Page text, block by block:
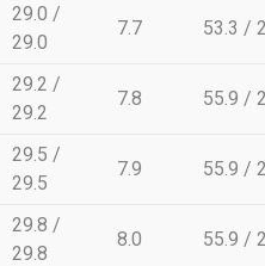
29.0 /
29.0
7.7 53.3 /
29.2 /
29.2
7.8 55.9 /
29.5 /
29.5
7.9 55.9 /
29.8 /
29.8
8.0 55.9 /